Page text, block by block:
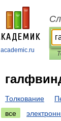
academic.ru
Толкование
все